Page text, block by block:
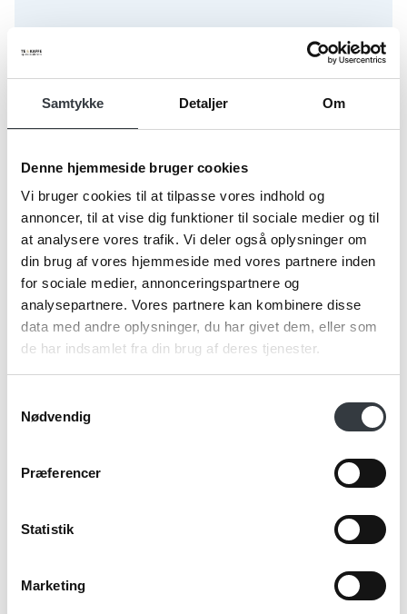
Samtykke Detaljer Om
Denne hjemmeside bruger cookies
Vi bruger cookies til at tilpasse vores indhold og
annoncer, til at vise dig funktioner til sociale medier og til
at analysere vores trafik. Vi deler også oplysninger om
din brug af vores hjemmeside med vores partnere inden
for sociale medier, annonceringspartnere og
analysepartnere. Vores partnere kan kombinere disse
data med andre oplysninger, du har givet dem, eller som
de har indsamlet fra din brug af deres tjenester.
Nødvendig
Præferencer
Statistik
Marketing
Instant Kaffe med cremet karamelsmag 50g Littles
6 stk., 6 x 50g